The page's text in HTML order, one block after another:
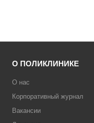
О ПОЛИКЛИНИКЕ
О нас
Корпоративный журнал
Вакансии